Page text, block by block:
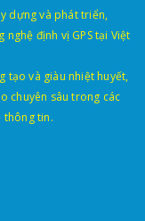
dựng và phát triển,
định vị GPS tại Việt
tạo và giàu nhiệt huyết,
chuyên sâu trong các
thông tin.